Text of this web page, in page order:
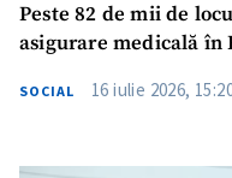
Peste 82 de mii de
asigurare medicală în
SOCIAL 16 iulie 2026,